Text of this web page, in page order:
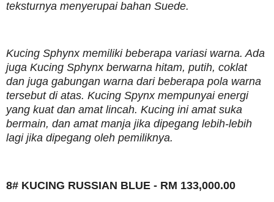
teksturnya menyerupai bahan Suede.
Kucing Sphynx memiliki beberapa variasi warna. Ada
juga Kucing Sphynx berwarna hitam, putih, coklat
dan juga gabungan warna dari beberapa pola warna
tersebut di atas. Kucing Spynx mempunyai energi
yang kuat dan amat lincah. Kucing ini amat suka
bermain, dan amat manja jika dipegang lebih-lebih
lagi jika dipegang oleh pemiliknya.
8# KUCING RUSSIAN BLUE - RM 133,000.00